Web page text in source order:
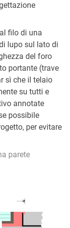
filo di una
lupo sul lato di
del foro
portante (trave
sì che il telaio
su tutti e
annotate
possibile
per evitare
parete